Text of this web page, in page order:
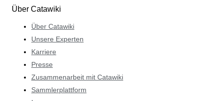
Über Catawiki
Über Catawiki
Unsere Experten
Karriere
Presse
Zusammenarbeit mit Catawiki
Sammlerplattform